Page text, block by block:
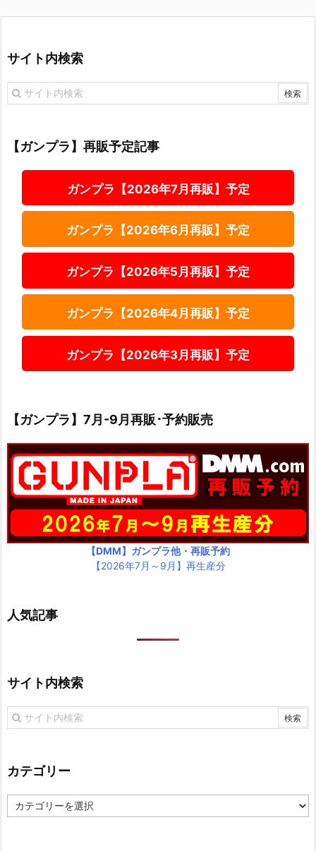
サイト内検索
【ガンプラ】再販予定記事
ガンプラ【2026年7月再販】予定
ガンプラ【2026年6月再販】予定
ガンプラ【2026年5月再販】予定
ガンプラ【2026年4月再販】予定
ガンプラ【2026年3月再販】予定
【ガンプラ】7月-9月再販･予約販売
【DMM】ガンプラ他・再販予約
【2026年7月～9月】再生産分
人気記事
サイト内検索
カテゴリー
テ